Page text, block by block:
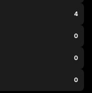
4
0
0
0